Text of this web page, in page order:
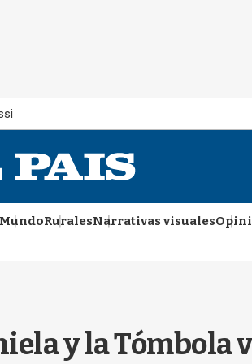
MundoRuralesNarrativas visuales
y la